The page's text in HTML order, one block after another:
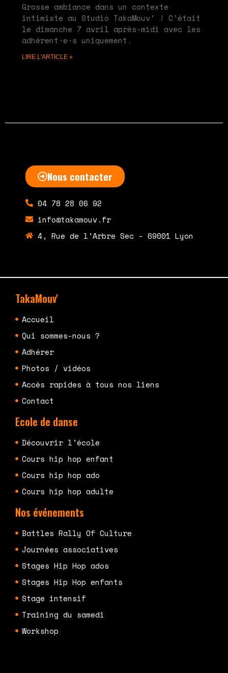
Grosse ambiance dans un contexte
intimiste au Studio TakaMouv’ ! C’était
le dimanche 7 avril après-midi avec les
adhérent·e·s uniquement.
LIRE L'ARTICLE »
Nous contacter
04 78 28 06 92
info@takamouv.fr
4, Rue de l'Arbre Sec - 69001 Lyon
TakaMouv'
Accueil
Qui sommes-nous ?
Adhérer
Photos / vidéos
Accès rapides à tous nos liens
Contact
Ecole de danse
Découvrir l'école
Cours hip hop enfant
Cours hip hop ado
Cours hip hop adulte
Nos événements
Battles Rally Of Culture
Journées associatives
Stages Hip Hop ados
Stages Hip Hop enfants
Stage intensif
Training du samedi
Workshop